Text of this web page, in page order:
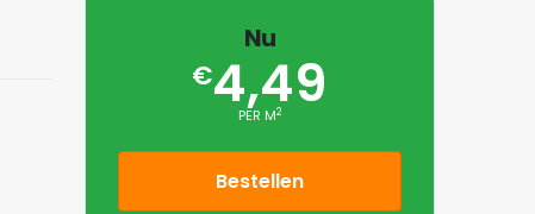
Nu
€4,49
PER M2
Bestellen